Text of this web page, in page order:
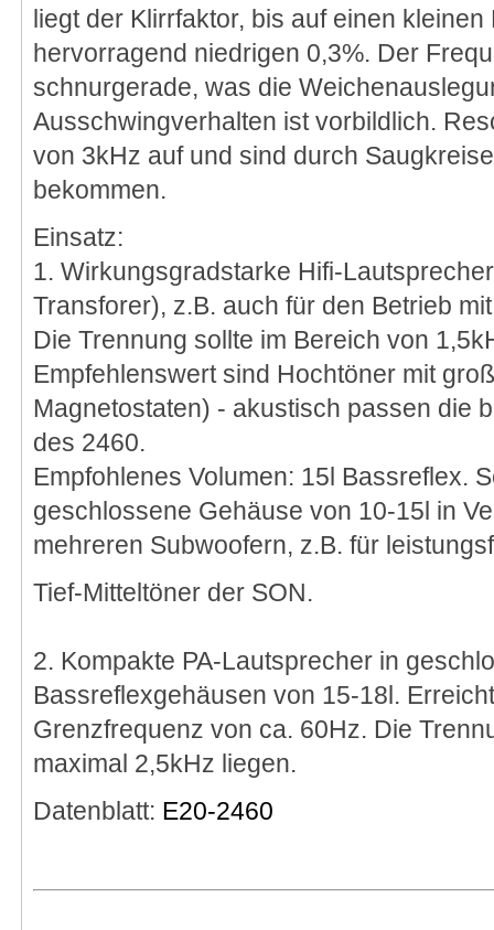
liegt der Klirrfaktor, bis auf einen
hervorragend niedrigen 0,3%. Der
schnurgerade, was die
Ausschwingverhalten ist vorbildlich.
von 3kHz auf und sind durch
bekommen.
Einsatz:
1. Wirkungsgradstarke Hifi-
Transforer), z.B. auch für den Betrieb
Die Trennung sollte im Bereich von
Empfehlenswert sind Hochtöner mit
Magnetostaten) - akustisch passen die
des 2460.
Empfohlenes Volumen: 15l Bassreflex.
geschlossene Gehäuse von 10-15l in
mehreren Subwoofern, z.B. für
Tief-Mitteltöner der SON.
2. Kompakte PA-Lautsprecher in
Bassreflexgehäusen von 15-18l.
Grenzfrequenz von ca. 60Hz. Die
maximal 2,5kHz liegen.
Datenblatt: E20-2460